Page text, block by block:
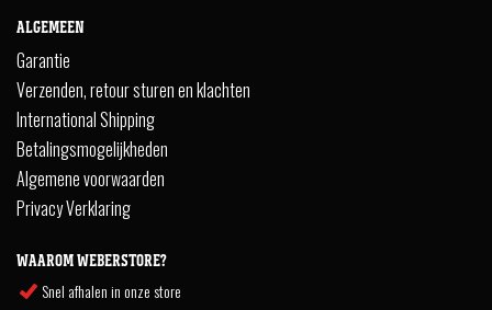
ALGEMEEN
Garantie
Verzenden, retour sturen en klachten
International Shipping
Betalingsmogelijkheden
Algemene voorwaarden
Privacy Verklaring
WAAROM WEBERSTORE?
Snel afhalen in onze store